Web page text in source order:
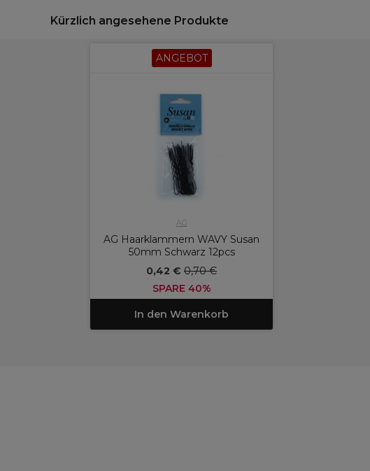
Kürzlich angesehene Produkte
ANGEBOT
AG
AG Haarklammern WAVY Susan
50mm Schwarz 12pcs
0,42 € 0,70 €
SPARE 40%
In den Warenkorb